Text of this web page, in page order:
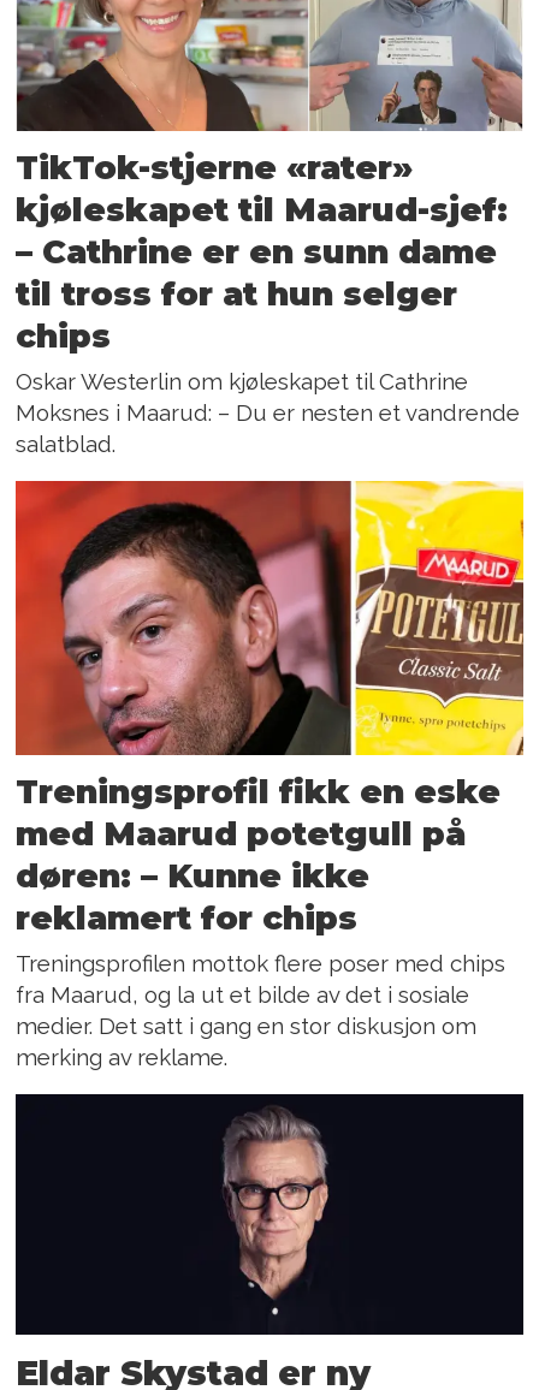
TikTok-stjerne «rater»
kjøleskapet til Maarud-sjef:
– Cathrine er en sunn dame
til tross for at hun selger
chips
Oskar Westerlin om kjøleskapet til Cathrine
Moksnes i Maarud: – Du er nesten et vandrende
salatblad.
Treningsprofil fikk en eske
med Maarud potetgull på
døren: – Kunne ikke
reklamert for chips
Treningsprofilen mottok flere poser med chips
fra Maarud, og la ut et bilde av det i sosiale
medier. Det satt i gang en stor diskusjon om
merking av reklame.
Eldar Skystad er ny